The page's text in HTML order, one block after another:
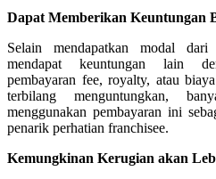
Dapat Memberikan Keuntungan
Selain mendapatkan modal
mendapat keuntungan lain
pembayaran fee, royalty, atau
terbilang menguntungkan,
menggunakan pembayaran ini
penarik perhatian franchisee.
Kemungkinan Kerugian akan